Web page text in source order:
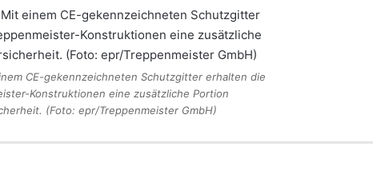
CE-gekennzeichneten Schutzgitter erhalten die
Konstruktionen eine zusätzliche Portion
(Foto: epr/Treppenmeister GmbH)